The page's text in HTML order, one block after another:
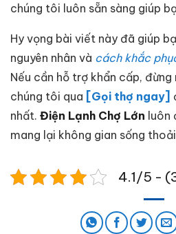
chúng tôi luôn sẵn sàng giúp
Hy vọng bài viết này đã giúp
nguyên nhân và cách khắc
Nếu cần hỗ trợ khẩn cấp, đừng
chúng tôi qua [Gọi thợ ngay]
nhất. Điện Lạnh Chợ Lớn luôn
mang lại không gian sống
4.1/5 -